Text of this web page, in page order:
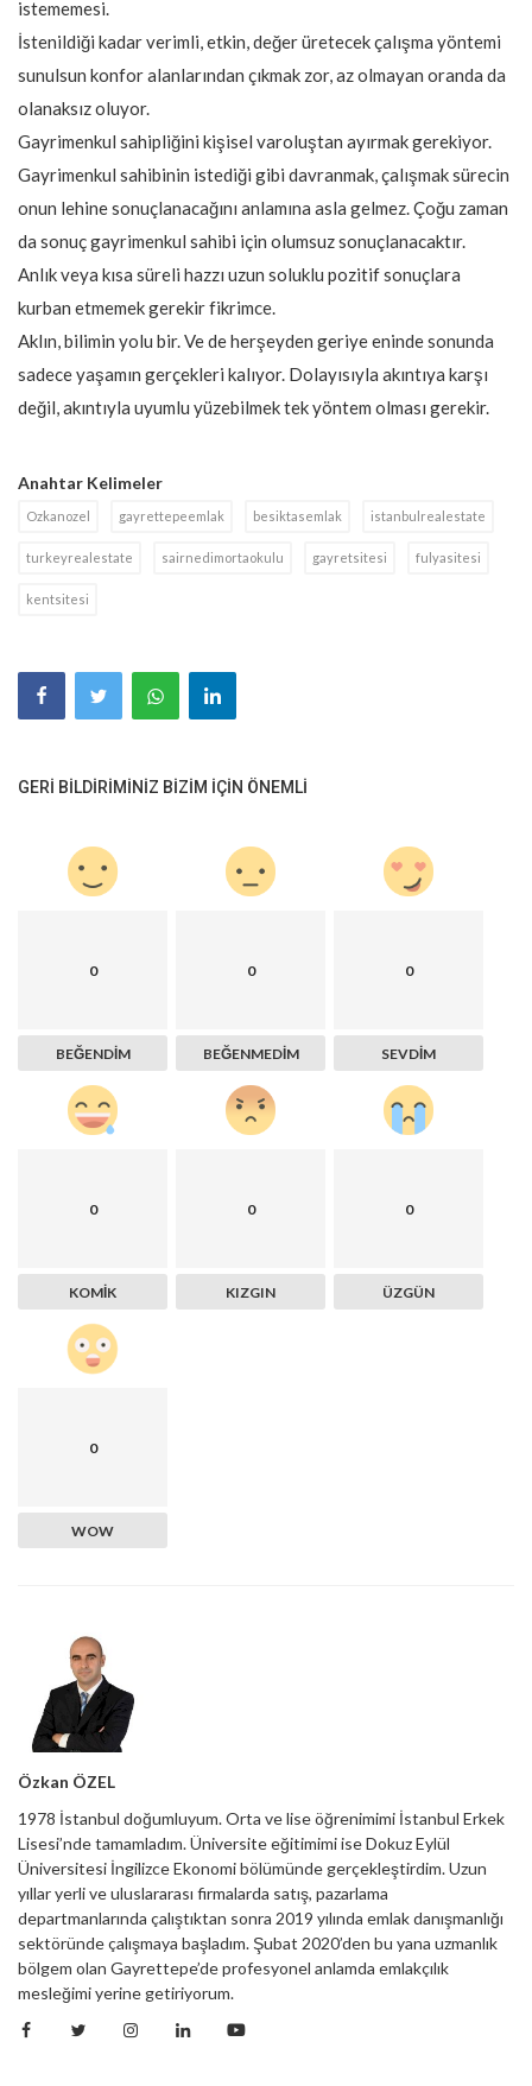
istememesi.
İstenildiği kadar verimli, etkin, değer üretecek çalışma yöntemi
sunulsun konfor alanlarından çıkmak zor, az olmayan oranda da
olanaksız oluyor.
Gayrimenkul sahipliğini kişisel varoluştan ayırmak gerekiyor.
Gayrimenkul sahibinin istediği gibi davranmak, çalışmak sürecin
onun lehine sonuçlanacağını anlamına asla gelmez. Çoğu zaman
da sonuç gayrimenkul sahibi için olumsuz sonuçlanacaktır.
Anlık veya kısa süreli hazzı uzun soluklu pozitif sonuçlara
kurban etmemek gerekir fikrimce.
Aklın, bilimin yolu bir. Ve de herşeyden geriye eninde sonunda
sadece yaşamın gerçekleri kalıyor. Dolayısıyla akıntıya karşı
değil, akıntıyla uyumlu yüzebilmek tek yöntem olması gerekir.
Anahtar Kelimeler
Ozkanozel gayrettepeemlak besiktasemlak istanbulrealestate
turkeyrealestate sairnedimortaokulu gayretsitesi fulyasitesi
kentsitesi
GERI BILDIRIMINIZ BIZIM IÇIN ÖNEMLI
0
BEĞENDIM
0
BEĞENMEDIM
0
SEVDIM
0
KOMIK
0
KIZGIN
0
ÜZGÜN
0
WOW
Özkan ÖZEL
1978 İstanbul doğumluyum. Orta ve lise öğrenimimi İstanbul Erkek
Lisesi’nde tamamladım. Üniversite eğitimimi ise Dokuz Eylül
Üniversitesi İngilizce Ekonomi bölümünde gerçekleştirdim. Uzun
yıllar yerli ve uluslararası firmalarda satış, pazarlama
departmanlarında çalıştıktan sonra 2019 yılında emlak danışmanlığı
sektöründe çalışmaya başladım. Şubat 2020’den bu yana uzmanlık
bölgem olan Gayrettepe’de profesyonel anlamda emlakçılık
mesleğimi yerine getiriyorum.